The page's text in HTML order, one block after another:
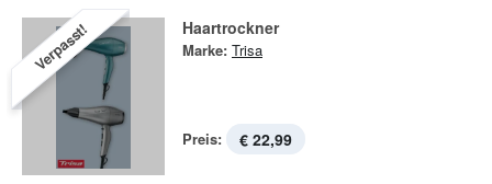
Verpasst! Haartrockner
Marke: Trisa
Preis: € 22,99